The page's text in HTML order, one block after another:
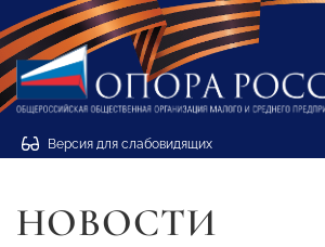
Версия для слабовидящих
НОВОСТИ